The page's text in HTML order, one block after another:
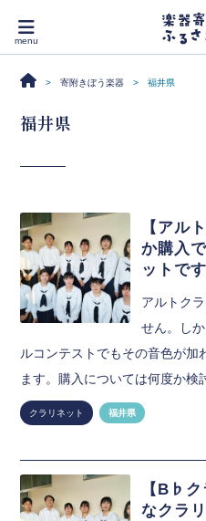
寄附きぼう楽器 福井県
福井県
【アル
か購入
ットです
アルトク
せん。し
ルコンテストでもその音色が加
ます。購入については何度か検
クラリネット 福井県
【B♭
なクラ